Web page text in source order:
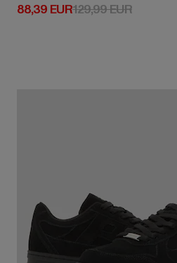
88,39 EUR
Derzeitiger Preis: 88,39 EUR
129,99 EUR